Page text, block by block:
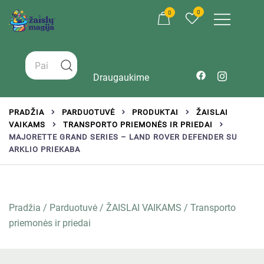
0 0
Draugaukime
PRADŽIA PARDUOTUVĖ PRODUKTAI
ŽAISLAI
VAIKAMS
TRANSPORTO PRIEMONĖS IR PRIEDAI
MAJORETTE GRAND SERIES – LAND ROVER DEFENDER SU
ARKLIO PRIEKABA
Pradžia / Parduotuvė / ŽAISLAI VAIKAMS / Transporto
priemonės ir priedai